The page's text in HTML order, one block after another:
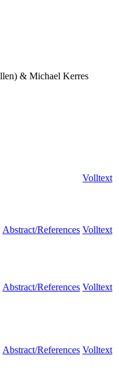
& Michael Kerres
Volltext
Abstract/References Volltext
Abstract/References Volltext
Abstract/References Volltext